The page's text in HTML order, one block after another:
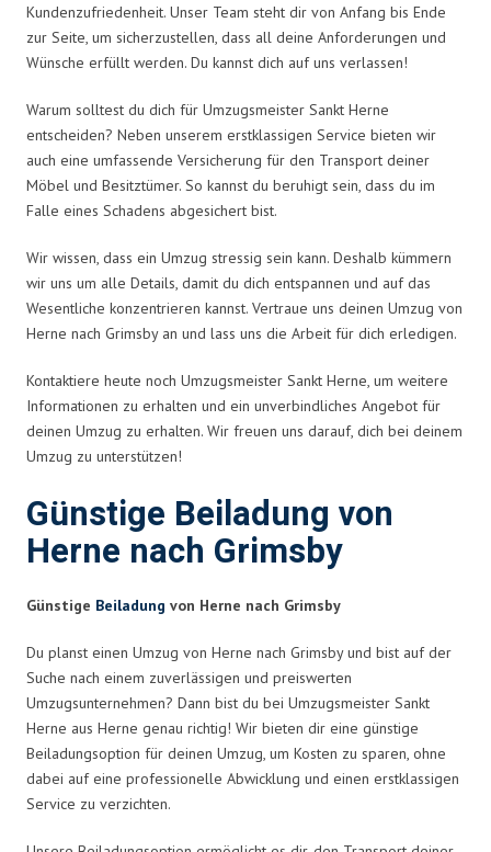
Kundenzufriedenheit. Unser Team steht dir von Anfang bis Ende
zur Seite, um sicherzustellen, dass all deine Anforderungen und
Wünsche erfüllt werden. Du kannst dich auf uns verlassen!
Warum solltest du dich für Umzugsmeister Sankt Herne
entscheiden? Neben unserem erstklassigen Service bieten wir
auch eine umfassende Versicherung für den Transport deiner
Möbel und Besitztümer. So kannst du beruhigt sein, dass du im
Falle eines Schadens abgesichert bist.
Wir wissen, dass ein Umzug stressig sein kann. Deshalb kümmern
wir uns um alle Details, damit du dich entspannen und auf das
Wesentliche konzentrieren kannst. Vertraue uns deinen Umzug von
Herne nach Grimsby an und lass uns die Arbeit für dich erledigen.
Kontaktiere heute noch Umzugsmeister Sankt Herne, um weitere
Informationen zu erhalten und ein unverbindliches Angebot für
deinen Umzug zu erhalten. Wir freuen uns darauf, dich bei deinem
Umzug zu unterstützen!
Günstige Beiladung von
Herne nach Grimsby
Günstige Beiladung von Herne nach Grimsby
Du planst einen Umzug von Herne nach Grimsby und bist auf der
Suche nach einem zuverlässigen und preiswerten
Umzugsunternehmen? Dann bist du bei Umzugsmeister Sankt
Herne aus Herne genau richtig! Wir bieten dir eine günstige
Beiladungsoption für deinen Umzug, um Kosten zu sparen, ohne
dabei auf eine professionelle Abwicklung und einen erstklassigen
Service zu verzichten.